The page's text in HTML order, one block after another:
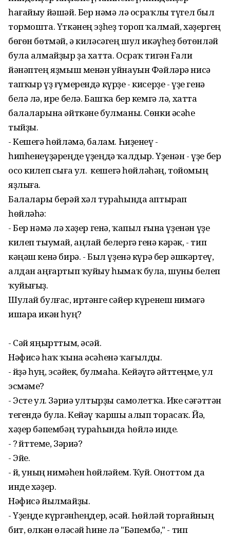
һағайыу йәшәй. Бер нәмә лә осраҡлы түгел был
тормошта. Үткәнең эҙһеҙ тороп ҡалмай, хәҙергең
бөгөн бөтмәй, ә киләсәгең шул икәүһеҙ бөтөнләй
була алмайҙыр ҙа хатта. Осраҡ тигән Ғали
йәнәптең яҙмыш менән уйнауын Фәйләрә нисә
тапҡыр үҙ ғүмерендә күрҙе - кисерҙе - үҙе генә
белә лә, ире белә. Башҡа бер кемгә лә, хатта
балаларына әйткәне булманы. Сөнки әсәһе
тыйҙы.
- Кешегә һөйләмә, балам. Һиҙенеү -
һипһенеүҙәреңде үҙеңдә ҡалдыр. Үҙенән - үҙе бер
осо килеп сыға ул. Ә кешегә һөйләһәң, тойомың
яҙлыға.
Балалары берәй хәл тураһында аптырап
һөйләһә:
- Бер нәмә лә хәҙер генә, ҡапыл ғына үҙенән үҙе
килеп тыумай, аңлай белергә генә кәрәк, - тип
кәңәш кенә бирә. - Был үҙенә күрә бер әшкәртеү,
алдан аңғартып ҡуйыу һымаҡ була, шуны белеп
ҡуйығыҙ.
Шулай булғас, иртәнге сәйер күренеш нимәгә
ишара икән һуң?
- Сәй яңырттым, әсәй.
Нәфисә һаҡ ҡына әсәһенә ҡағылды.
- Әйҙә һуң, эсәйек, булмаһа. Кейәүгә әйттеңме, ул
эсмәме?
- Эсте ул. Зәриә ултырҙы самолетҡа. Ике сәғәттән
тегендә була. Кейәү ҡаршы алып торасаҡ. Йә,
хәҙер бәпембәң тураһында һөйлә инде.
- Ә? Әйттеме, Зәриә?
- Эйе.
- Әй, уның нимәһен һөйләйем. Ҡуй. Оноттом да
инде хәҙер.
Нәфисә йылмайҙы.
- Үҙеңде күргәнһеңдер, әсәй. Һөйләй торғайның
бит, өлкән өләсәй һине лә "Бәпембә," - тип